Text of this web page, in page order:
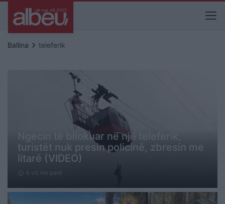
Ballina keyboard_arrow_right teleferik
Ngecin të bllokuar në një teleferik,
turistët nuk presin policinë, zbresin me
litarë (VIDEO)
schedule 4 vit me parë